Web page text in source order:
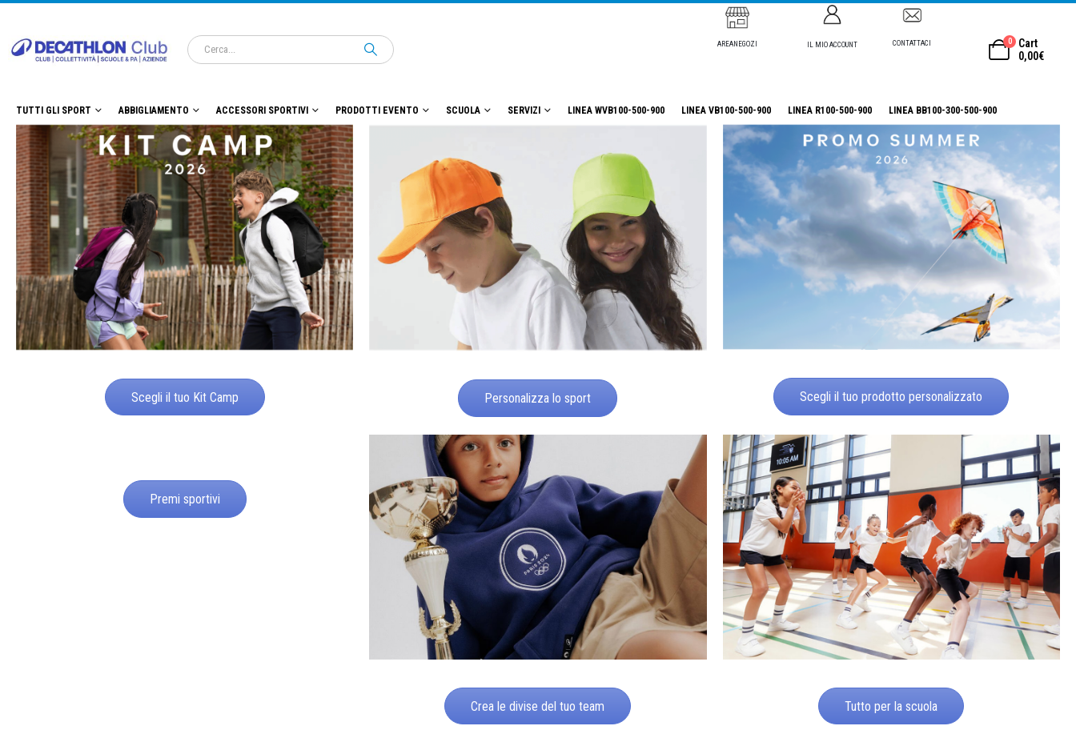
AREANEGOZI IL MIO ACCOUNT CONTATTACI 0
Cart
0,00€
TUTTI GLI SPORT ABBIGLIAMENTO ACCESSORI SPORTIVI PRODOTTI EVENTO SCUOLA SERVIZI LINEA WVB100-500-900 LINEA VB100-500-900 LINEA R100-500-900 LINEA BB100-300-500-900
Scegli il tuo Kit Camp Personalizza lo sport Scegli il tuo prodotto personalizzato
Premi sportivi
Crea le divise del tuo team Tutto per la scuola